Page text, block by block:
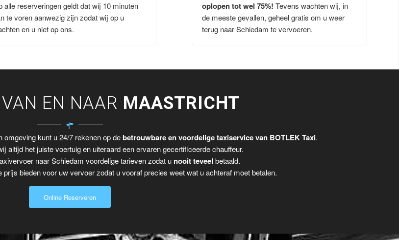
alle reserveringen geldt dat wij 10 minuten
te voren aanwezig zijn zodat wij op u
en u niet op ons.
oplopen tot wel 75%!Tevens wachten wij, in
de meeste gevallen, geheel gratis om u weer
terug naar Schiedam te vervoeren.
EN NAAR MAASTRICHT
kunt u 24/7 rekenen op debetrouwbare en voordelige taxiservice van BOTLEK Taxi.
altijd het juiste voertuig en uiteraard een ervaren gecertificeerde chauffeur.
naar Schiedam voordelige tarieven zodat u nooit teveel betaald.
bieden voor uw vervoer zodat u vooraf precies weet wat u achteraf moet betalen.
Online Reserveren